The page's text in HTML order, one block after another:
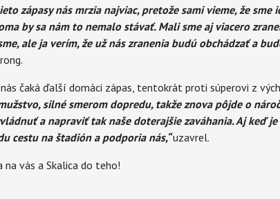
zápasy nás mrzia najviac, pretože sami vieme, že
by sa nám to nemalo stávať. Mali sme aj viacero
ale ja verím, že už nás zranenia budú obchádzať a
čaká ďalší domáci zápas, tentokrát proti súperovi z
silné smerom dopredu, takže znova pôjde o
a napraviť tak naše doterajšie zaváhania. Aj keď
cestu na štadión a podporia nás,“uzavrel.
na vás a Skalica do teho!